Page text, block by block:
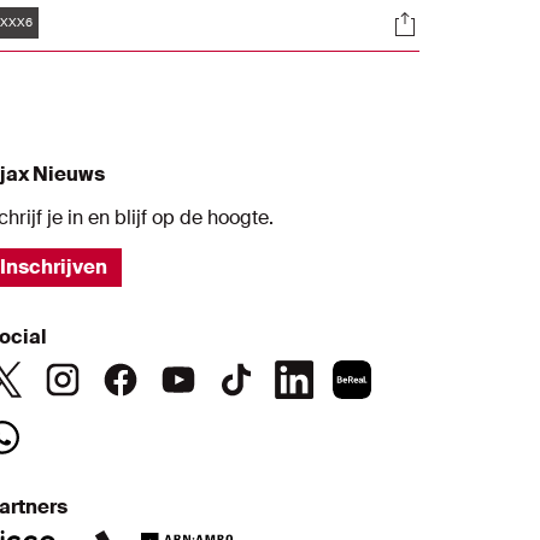
op de foto voor een prachtige
En daar maakten ze gretig
Socials
Nieuws
je in en blijf op de hoogte.
Inschrijven